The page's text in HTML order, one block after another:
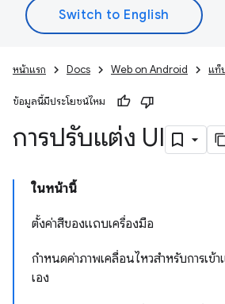
หน้าแรก Docs Web on Android แท็
ข้อมูลนี้มีประโยชน์ไหม
การปรับแต่ง UI
ในหน้านี้
ตั้งค่าสีของแถบเครื่องมือ
กำหนดค่าภาพเคลื่อนไหวสำหรับการเข้
เอง